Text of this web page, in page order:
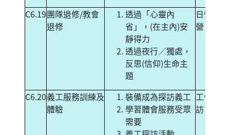
C6.19團隊退修/教會
退修
透過「心靈內
省」，(在主內)安
靜得力
透過夜行／獨處，
反思(信仰)生命主
題
日營／
營
C6.20義工服務訓練及
體驗
裝備成為探訪義工
學習體會服務受眾
需要
工作坊+
訪